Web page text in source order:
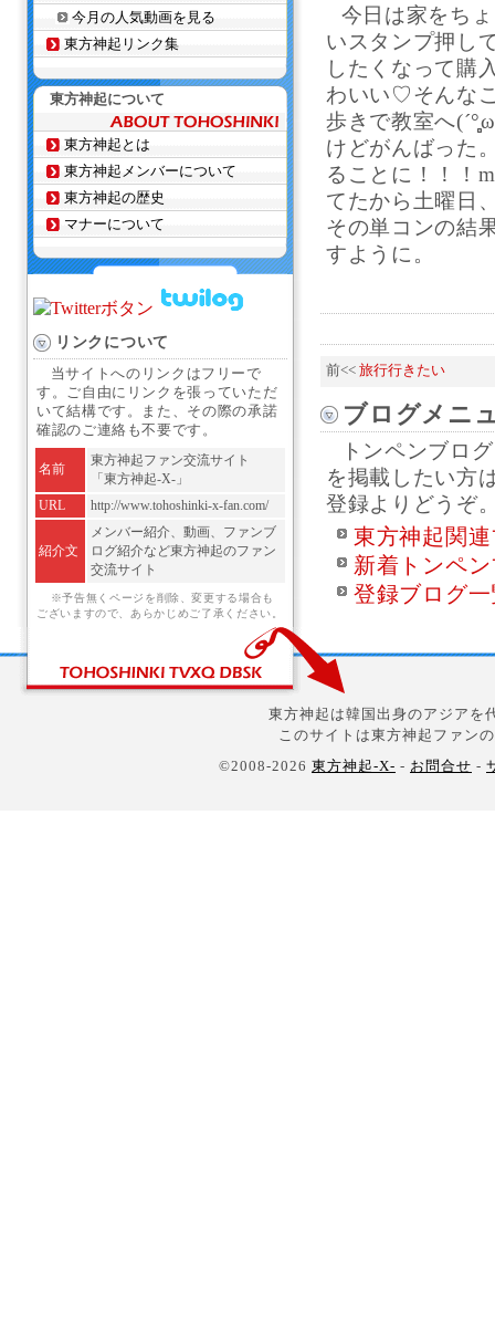
今日は家をち
いスタンプ押し
したくなって購
わいい♡そんな
歩きで教室へ
けどがんばった
ることに！！！
てたから土曜日
その単コンの結
すように。
前<< 旅行行きたい
ブログメニ
トンペンブロ
を掲載したい方
登録よりどうぞ
東方神起関
新着トンペ
登録ブログ
今月の人気動画を見る
東方神起リンク集
東方神起について
東方神起とは
東方神起メンバーについて
東方神起の歴史
マナーについて
リンクについて
当サイトへのリンクはフリーで
す。ご自由にリンクを張っていただ
いて結構です。また、その際の承諾
確認のご連絡も不要です。
名前
東方神起ファン交流サイト
「東方神起-X-」
URL
http://www.tohoshinki-x-fan.com/
紹介文
メンバー紹介、動画、ファンブ
ログ紹介など東方神起のファン
交流サイト
※予告無くページを削除、変更する場合も
ございますので、あらかじめご了承ください。
東方神起は韓国出身のアジアを
このサイトは東方神起ファン
©2008-2026 東方神起-X- - お問合せ -